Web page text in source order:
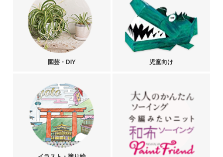
園芸・DIY 児童向け